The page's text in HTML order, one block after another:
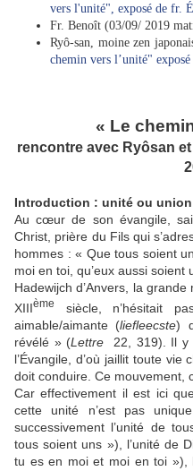
vers l'unité", exposé de fr.
Fr. Benoît (03/09/ 2019
Ryô-san, moine zen
chemin vers l’unité" exposé
« Le
rencontre avec Ryôsan
Introduction : unité ou
Au cœur de son évangile,
Christ, prière du Fils qui
hommes : « Que tous soient
moi en toi, qu’eux aussi soient
Hadewijch d’Anvers, la
XIIIème
siècle, n’hésitait
aimable/aimante (liefleecste)
révélé » (Lettre 22, 319). Il y
l’Évangile, d’où jaillit toute
doit conduire. Ce mouvement,
Car effectivement il est ici
cette unité n’est pas
successivement l’unité de
tous soient uns »), l’unité de
tu es en moi et moi en toi »),